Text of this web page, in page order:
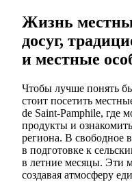
Жизнь
досуг,
и местные
Чтобы лучше понять
стоит посетить
de Saint-Pamphile, где
продукты и
региона. В свободное
в подготовке к
в летние месяцы. Эти
создавая атмосферу